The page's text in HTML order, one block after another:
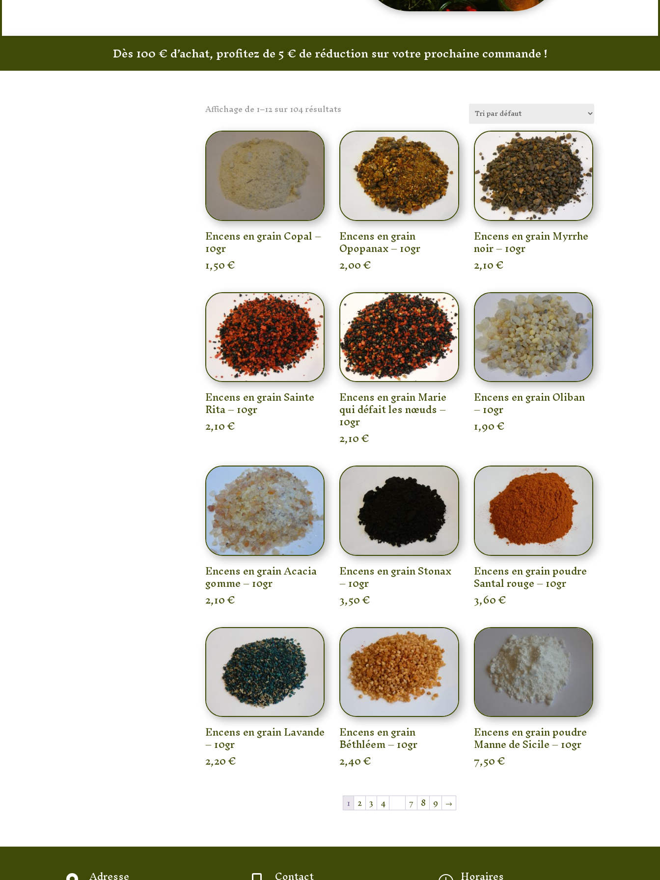
Dès 100 € d’achat, profitez de 5 € de réduction sur votre prochaine commande !
Affichage de 1–12 sur 104 résultats
Encens en grain Copal –
10gr
1,50€
Encens en grain
Opopanax – 10gr
2,00€
Encens en grain Myrrhe
noir – 10gr
2,10€
Encens en grain Sainte
Rita – 10gr
2,10€
Encens en grain Marie
qui défait les nœuds –
10gr
2,10€
Encens en grain Oliban
– 10gr
1,90€
Encens en grain Acacia
gomme – 10gr
2,10€
Encens en grain Stonax
– 10gr
3,50€
Encens en grain poudre
Santal rouge – 10gr
3,60€
Encens en grain Lavande
– 10gr
2,20€
Encens en grain
Béthléem – 10gr
2,40€
Encens en grain poudre
Manne de Sicile – 10gr
7,50€
1 2 3 4 7 8 9 →